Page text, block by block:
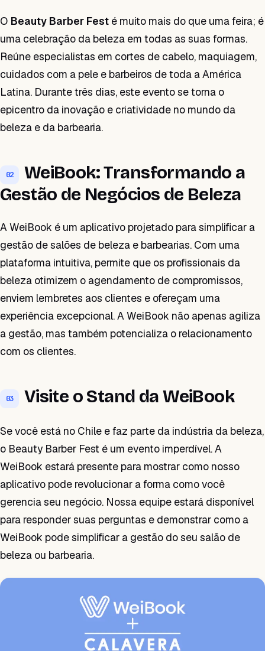
O Beauty Barber Fest é muito mais do que uma feira; é
uma celebração da beleza em todas as suas formas.
Reúne especialistas em cortes de cabelo, maquiagem,
cuidados com a pele e barbeiros de toda a América
Latina. Durante três dias, este evento se torna o
epicentro da inovação e criatividade no mundo da
beleza e da barbearia.
02
WeiBook: Transformando a
Gestão de Negócios de Beleza
A WeiBook é um aplicativo projetado para simplificar a
gestão de salões de beleza e barbearias. Com uma
plataforma intuitiva, permite que os profissionais da
beleza otimizem o agendamento de compromissos,
enviem lembretes aos clientes e ofereçam uma
experiência excepcional. A WeiBook não apenas agiliza
a gestão, mas também potencializa o relacionamento
com os clientes.
03 Visite o Stand da WeiBook
Se você está no Chile e faz parte da indústria da beleza,
o Beauty Barber Fest é um evento imperdível. A
WeiBook estará presente para mostrar como nosso
aplicativo pode revolucionar a forma como você
gerencia seu negócio. Nossa equipe estará disponível
para responder suas perguntas e demonstrar como a
WeiBook pode simplificar a gestão do seu salão de
beleza ou barbearia.